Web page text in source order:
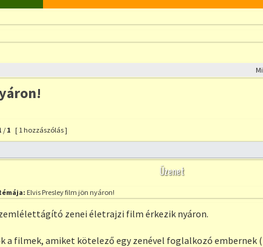
a témához
/ 1 [ 1 hozzászólás ]
Üzenet
Elvis Presley film jön nyáron!
zenei életrajzi film érkezik nyáron.
a filmek, amiket kötelező egy zenével foglalkozó embernek